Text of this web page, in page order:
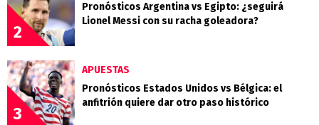
2
Pronósticos Argentina vs Egipto: ¿seguirá
Lionel Messi con su racha goleadora?
3
APUESTAS
Pronósticos Estados Unidos vs Bélgica: el
anfitrión quiere dar otro paso histórico